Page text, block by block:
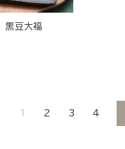
黒豆大福
1 2 3 4